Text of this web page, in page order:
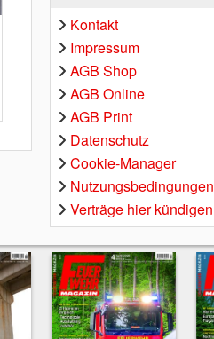
Kontakt
Impressum
AGB Shop
AGB Online
AGB Print
Datenschutz
Cookie-Manager
Nutzungsbedingungen
Verträge hier kündigen